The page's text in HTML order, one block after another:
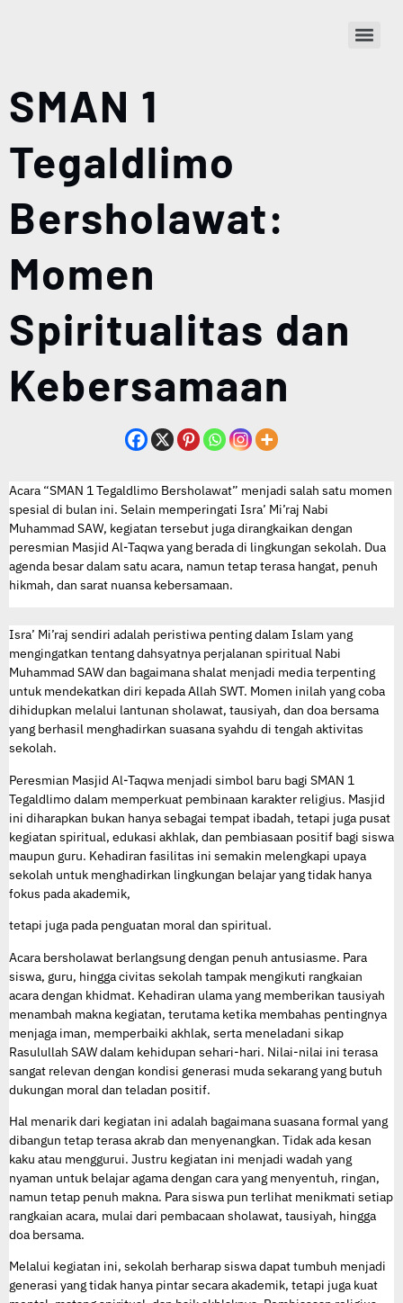
SMAN 1
Tegaldlimo
Bersholawat:
Momen
Spiritualitas dan
Kebersamaan
Acara “SMAN 1 Tegaldlimo Bersholawat” menjadi salah satu momen
spesial di bulan ini. Selain memperingati Isra’ Mi’raj Nabi
Muhammad SAW, kegiatan tersebut juga dirangkaikan dengan
peresmian Masjid Al-Taqwa yang berada di lingkungan sekolah. Dua
agenda besar dalam satu acara, namun tetap terasa hangat, penuh
hikmah, dan sarat nuansa kebersamaan.
Isra’ Mi’raj sendiri adalah peristiwa penting dalam Islam yang
mengingatkan tentang dahsyatnya perjalanan spiritual Nabi
Muhammad SAW dan bagaimana shalat menjadi media terpenting
untuk mendekatkan diri kepada Allah SWT. Momen inilah yang coba
dihidupkan melalui lantunan sholawat, tausiyah, dan doa bersama
yang berhasil menghadirkan suasana syahdu di tengah aktivitas
sekolah.
Peresmian Masjid Al-Taqwa menjadi simbol baru bagi SMAN 1
Tegaldlimo dalam memperkuat pembinaan karakter religius. Masjid
ini diharapkan bukan hanya sebagai tempat ibadah, tetapi juga pusat
kegiatan spiritual, edukasi akhlak, dan pembiasaan positif bagi siswa
maupun guru. Kehadiran fasilitas ini semakin melengkapi upaya
sekolah untuk menghadirkan lingkungan belajar yang tidak hanya
fokus pada akademik,
tetapi juga pada penguatan moral dan spiritual.
Acara bersholawat berlangsung dengan penuh antusiasme. Para
siswa, guru, hingga civitas sekolah tampak mengikuti rangkaian
acara dengan khidmat. Kehadiran ulama yang memberikan tausiyah
menambah makna kegiatan, terutama ketika membahas pentingnya
menjaga iman, memperbaiki akhlak, serta meneladani sikap
Rasulullah SAW dalam kehidupan sehari-hari. Nilai-nilai ini terasa
sangat relevan dengan kondisi generasi muda sekarang yang butuh
dukungan moral dan teladan positif.
Hal menarik dari kegiatan ini adalah bagaimana suasana formal yang
dibangun tetap terasa akrab dan menyenangkan. Tidak ada kesan
kaku atau menggurui. Justru kegiatan ini menjadi wadah yang
nyaman untuk belajar agama dengan cara yang menyentuh, ringan,
namun tetap penuh makna. Para siswa pun terlihat menikmati setiap
rangkaian acara, mulai dari pembacaan sholawat, tausiyah, hingga
doa bersama.
Melalui kegiatan ini, sekolah berharap siswa dapat tumbuh menjadi
generasi yang tidak hanya pintar secara akademik, tetapi juga kuat